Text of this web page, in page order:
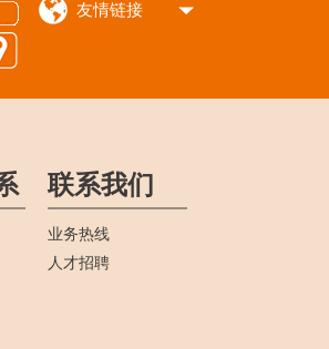
友情链接
联系我们
业务热线
人才招聘